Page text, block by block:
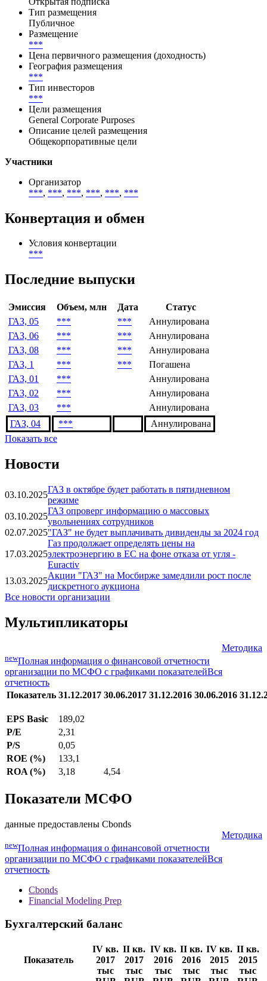
Тип размещения
Публичное
Размещение
***
Цена первичного размещения (доходность)
География размещения
***
Тип инвесторов
***
Цели размещения
General Corporate Purposes
Описание целей размещения
Общекорпоративные цели
Участники
Организатор
***, ***, ***, ***, ***, ***
Конвертация и обмен
Условия конвертации
***
Последние выпуски
Эмиссия Объем, млн Дата
Статус
ГАЗ, 05
*** ***
Аннулирована
ГАЗ, 06
*** ***
Аннулирована
ГАЗ, 08
*** ***
Аннулирована
ГАЗ, 1
*** ***
Погашена
ГАЗ, 01
***
Аннулирована
ГАЗ, 02
***
Аннулирована
ГАЗ, 03
***
Аннулирована
ГАЗ, 04
***
Аннулирована
Показать все
Новости
03.10.2025
ГАЗ в октябре будет работать в пятидневном
режиме
03.10.2025
ГАЗ опроверг информацию о массовых
увольнениях сотрудников
02.07.2025"ГАЗ" не будет выплачивать дивиденды за 2024 год
17.03.2025
Газ продолжает определять цены на
электроэнергию в ЕС на фоне отказа от угля -
Euractiv
13.03.2025
Акции "ГАЗ" на Мосбирже замедлили рост после
дискретного аукциона
Все новости организации
Мультипликаторы
Методика
newПолная информация о финансовой отчетности
организации по МСФО с графиками показателейВся
отчетность
Показатель 31.12.2017 30.06.2017 31.12.2016 30.06.2016
EPS Basic
189,02
P/E
2,31
P/S
0,05
ROE (%)
133,1
ROA (%)
3,18 4,54
Показатели МСФО
данные предоставлены Cbonds
Методика
newПолная информация о финансовой отчетности
организации по МСФО с графиками показателейВся
отчетность
Cbonds
Financial Modeling Prep
Бухгалтерский баланс
Показатель
IV кв.
2017
тыс
II кв.
2017
тыс
IV кв.
2016
тыс
II кв.
2016
тыс
IV кв.
2015
тыс
II кв.
2015
тыс